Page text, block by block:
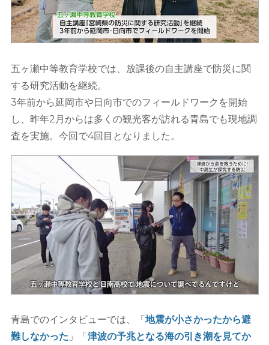
五ヶ瀬中等教育学校では、放課後の自主講座で防災に関
する研究活動を継続。
3年前から延岡市や日向市でのフィールドワークを開始
し、昨年2月からは多くの観光客が訪れる青島でも現地調
査を実施。今回で4回目となりました。
青島でのインタビューでは、「地震が小さかったから避
難しなかった 」「津波の予兆となる海の引き潮を見てか